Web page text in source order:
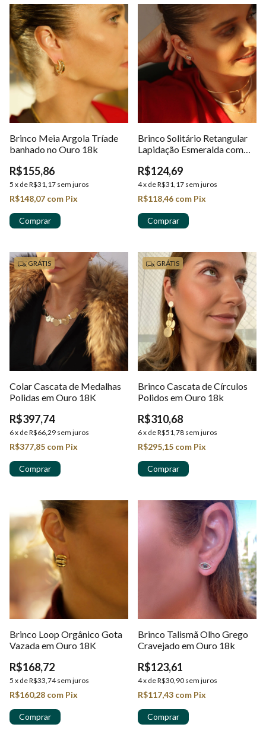
Brinco Meia Argola Tríade
banhado no Ouro 18k
R$155,86
5 x deR$31,17 sem juros
R$148,07 com Pix
Brinco Solitário Retangular
Lapidação Esmeralda com
R$124,69
4x deR$31,17 sem juros
R$118,46 com Pix
GRÁTIS
Colar Cascata de Medalhas
Polidas em Ouro 18K
R$397,74
6x deR$66,29 sem juros
R$377,85 com Pix
GRÁTIS
Brinco Cascata de Círculos
Polidos em Ouro 18k
R$310,68
6x deR$51,78 sem juros
R$295,15 com Pix
Brinco Loop Orgânico Gota
Vazada em Ouro 18K
R$168,72
5 x deR$33,74 sem juros
R$160,28 com Pix
Brinco Talismã Olho Grego
Cravejado em Ouro 18k
R$123,61
4x deR$30,90 sem juros
R$117,43 com Pix